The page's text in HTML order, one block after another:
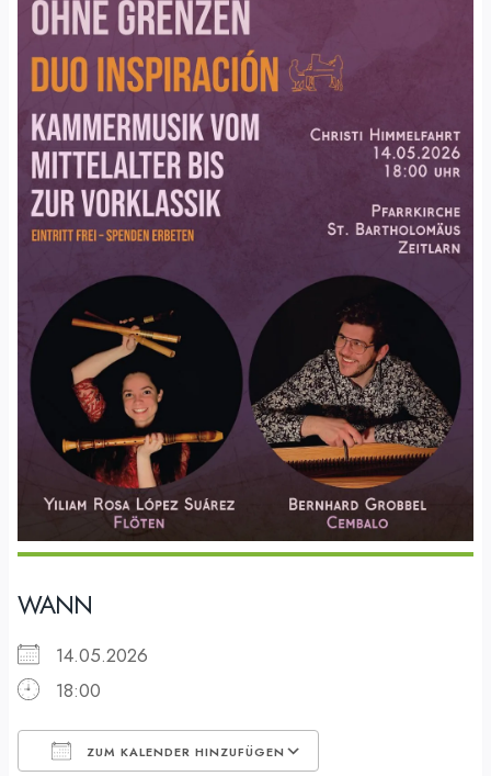
WANN
14.05.2026
18:00
ZUM KALENDER HINZUFÜGEN